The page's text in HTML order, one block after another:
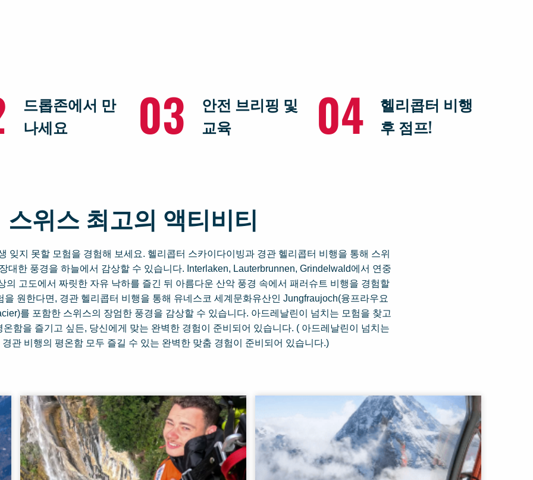
드롭존에서 만
나세요
03
안전 브리핑 및
교육
04
헬리콥터 비행
후 점프!
스위스 최고의 액티비티
잊지 못할 모험을 경험해 보세요. 헬리콥터 스카이다이빙과 경관 헬리콥터 비행을 통해 스위
대한 풍경을 하늘에서 감상할 수 있습니다. Interlaken, Lauterbrunnen, Grindelwald에서 연중
의 고도에서 짜릿한 자유 낙하를 즐긴 뒤 아름다운 산악 풍경 속에서 패러슈트 비행을 경험할
을 원한다면, 경관 헬리콥터 비행을 통해 유네스코 세계문화유산인 Jungfraujoch(융프라우요
를 포함한 스위스의 장엄한 풍경을 감상할 수 있습니다. 아드레날린이 넘치는 모험을 찾고
함을 즐기고 싶든, 당신에게 맞는 완벽한 경험이 준비되어 있습니다. ( 아드레날린이 넘치는
관 비행의 평온함 모두 즐길 수 있는 완벽한 맞춤 경험이 준비되어 있습니다.)